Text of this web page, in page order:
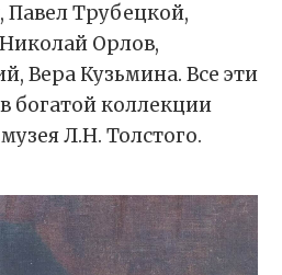
Павел Трубецкой,
Орлов,
Вера Кузьмина. Все эти
богатой коллекции
Л.Н. Толстого.